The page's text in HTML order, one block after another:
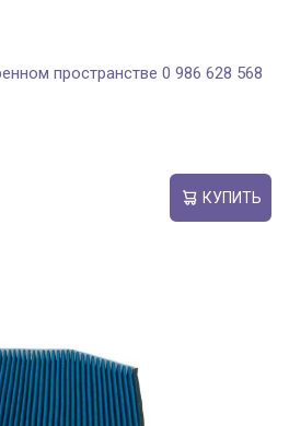
пространстве 0 986 628 568
КУПИТЬ